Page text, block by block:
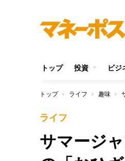
トップ 投資 ビジ
トップ ライフ 趣味
ライフ
サマージ